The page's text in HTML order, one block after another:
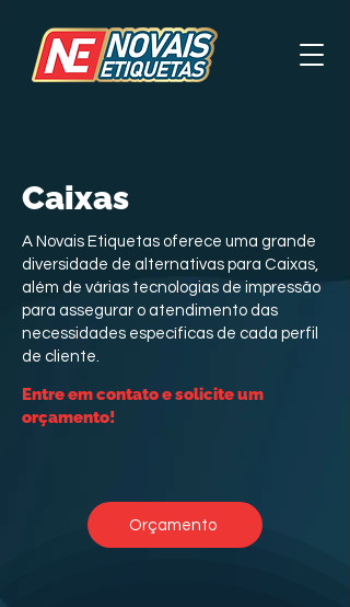
Caixas
A Novais Etiquetas oferece uma grande
diversidade de alternativas para Caixas,
além de várias tecnologias de impressão
para assegurar o atendimento das
necessidades específicas de cada perfil
de cliente.
Entre em contato e solicite um
orçamento!
Orçamento